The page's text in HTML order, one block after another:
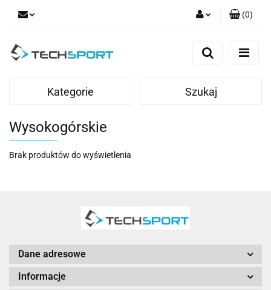
Zaloguj się
(0)
Kategorie Szukaj
Wysokogórskie
Brak produktów do wyświetlenia
Dane adresowe
Informacje